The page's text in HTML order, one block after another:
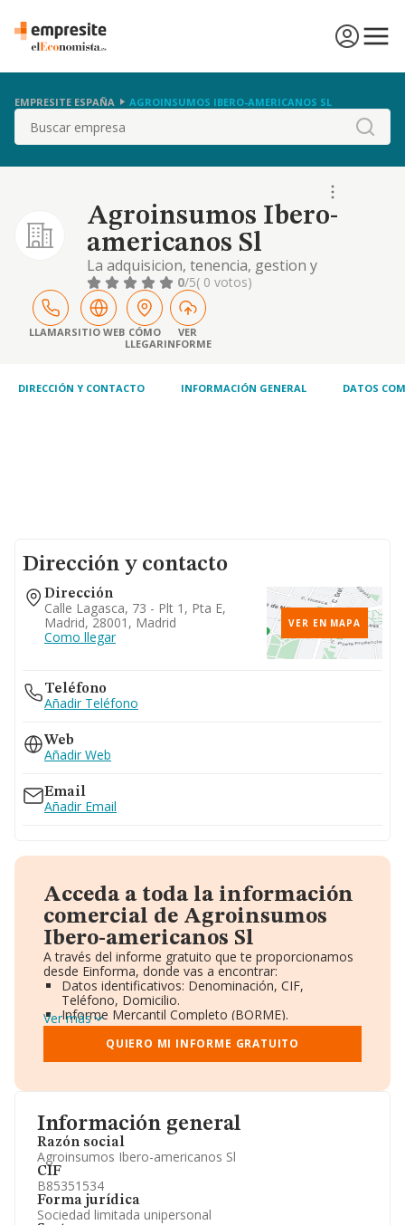
EMPRESITE ESPAÑA AGROINSUMOS IBERO-AMERICANOS SL
Buscar
Agroinsumos Ibero-
americanos Sl
La adquisicion, tenencia, gestion y
administracion de valores representativos
de los fondos propios de entidades no
residentes en territorio espanol mediante la
correspondiente organizacion de medios
materiales y persona
0/5( 0 votos)
LLAMARSITIO WEB CÓMO
LLEGAR
VER
INFORME
DIRECCIÓN Y CONTACTO INFORMACIÓN GENERAL DATOS
Información general
Razón social
Agroinsumos Ibero-americanos Sl
CIF
B85351534
Forma jurídica
Sociedad limitada unipersonal
Dirección y contacto
Dirección
Calle Lagasca, 73 - Plt 1, Pta E,
Madrid, 28001, Madrid
Como llegar
VER EN MAPA
Teléfono
Añadir Teléfono
Web
Añadir Web
Email
Añadir Email
Acceda a toda la información
comercial de Agroinsumos
Ibero-americanos Sl
A través del informe gratuito que te proporcionamos
desde Einforma, donde vas a encontrar:
Datos identificativos: Denominación, CIF,
Teléfono, Domicilio.
Informe Mercantil Completo (BORME).
Gráficos de Evolución Ventas y Empleados.
Consejo de Administración y Administradores.
Directivos y Ejecutivos.
Información oficial y registral complementaria.
Ver más
QUIERO MI INFORME GRATUITO